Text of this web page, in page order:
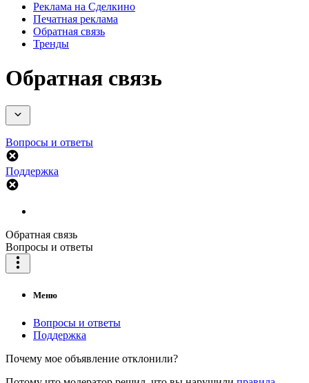
Реклама на Сделкино
Печатная реклама
Обратная связь
Тренды
Обратная связь
Вопросы и ответы
Поддержка
Обратная связь
Вопросы и ответы
Меню
Вопросы и ответы
Поддержка
Почему мое объявление отклонили?